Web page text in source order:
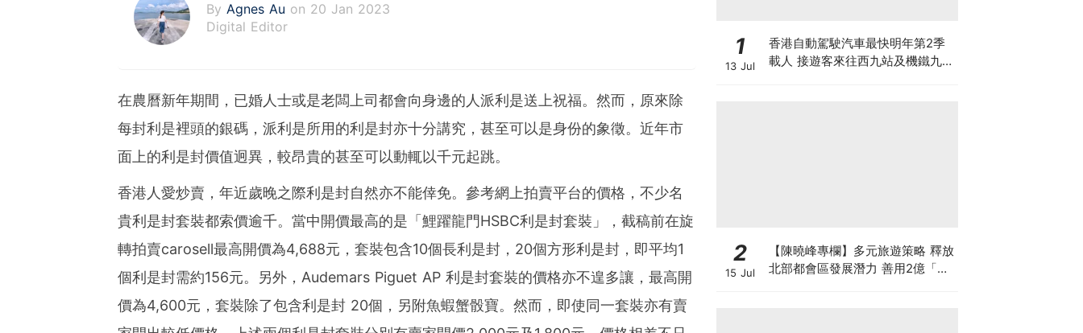
By Agnes Au on 20 Jan 2023
Digital Editor
在農曆新年期間，已婚人士或是老闆上司都會向身邊的人派利是送上祝福。然而，原來除
每封利是裡頭的銀碼，派利是所用的利是封亦十分講究，甚至可以是身份的象徵。近年市
面上的利是封價值迥異，較昂貴的甚至可以動輒以千元起跳。
香港人愛炒賣，年近歲晚之際利是封自然亦不能倖免。參考網上拍賣平台的價格，不少名
貴利是封套裝都索價逾千。當中開價最高的是「鯉躍龍門HSBC利是封套裝」，截稿前在旋
轉拍賣carosell最高開價為4,688元，套裝包含10個長利是封，20個方形利是封，即平均1
個利是封需約156元。另外，Audemars Piguet AP 利是封套裝的價格亦不遑多讓，最高開
價為4,600元，套裝除了包含利是封 20個，另附魚蝦蟹骰寶。然而，即使同一套裝亦有賣
1
13 Jul
香港自動駕駛汽車最快明年第2季
載人 接遊客來往西九站及機鐵九龍
2
15 Jul
【陳曉峰專欄】多元旅遊策略 釋放
北部都會區發展潛力 善用2億「北